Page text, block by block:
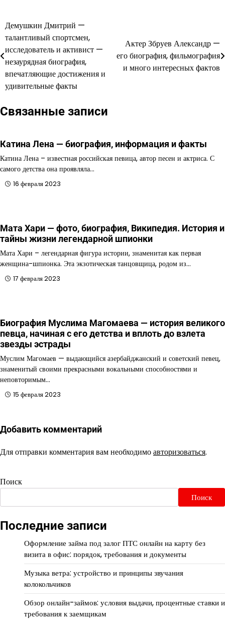
Навигация
по
записям
Демушкин Дмитрий —
талантливый спортсмен,
исследователь и активист —
незаурядная биография,
впечатляющие достижения и
удивительные факты
Актер Збруев Александр —
его биография, фильмография
и много интересных фактов
Связанные записи
Катина Лена — биография, информация и факты
Катина Лена – известная российская певица, автор песен и актриса. С
самого детства она проявляла…
16 февраля 2023
Мата Хари — фото, биография, Википедия. История и
тайны жизни легендарной шпионки
Мата Хари – легендарная фигура истории, знаменитая как первая
женщина-шпионка. Эта экзотическая танцовщица, родом из…
17 февраля 2023
Биография Муслима Магомаева — история великого
певца, начиная с его детства и вплоть до взлета
звезды эстрады
Муслим Магомаев — выдающийся азербайджанский и советский певец,
знаменитый своими прекрасными вокальными способностями и
неповторимым…
15 февраля 2023
Добавить комментарий
Для отправки комментария вам необходимоавторизоваться.
Поиск
Поиск
Последние записи
Оформление займа под залог ПТС онлайн на карту без
визита в офис: порядок, требования и документы
Музыка ветра: устройство и принципы звучания
колокольчиков
Обзор онлайн-займов: условия выдачи, процентные ставки и
требования к заемщикам